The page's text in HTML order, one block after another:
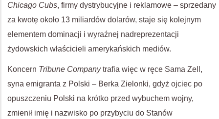
Chicago Cubs, firmy dystrybucyjne i reklamowe – sprzedany
za kwotę około 13 miliardów dolarów, staje się kolejnym
elementem dominacji i wyraźnej nadreprezentacji
żydowskich właścicieli amerykańskich mediów.
Koncern Tribune Companytrafia więc w ręce Sama Zell,
syna emigranta z Polski – Berka Zielonki, gdyż ojciec po
opuszczeniu Polski na krótko przed wybuchem wojny,
zmienił imię i nazwisko po przybyciu do Stanów